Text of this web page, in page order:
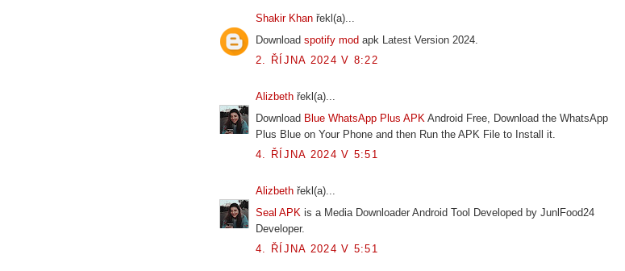
Shakir Khan řekl(a)...
Download spotify mod apk Latest Version 2024.
2. ŘÍJNA 2024 V 8:22
Alizbeth řekl(a)...
Download Blue WhatsApp Plus APK Android Free, Download the WhatsApp
Plus Blue on Your Phone and then Run the APK File to Install it.
4. ŘÍJNA 2024 V 5:51
Alizbeth řekl(a)...
Seal APK is a Media Downloader Android Tool Developed by JunlFood24
Developer.
4. ŘÍJNA 2024 V 5:51